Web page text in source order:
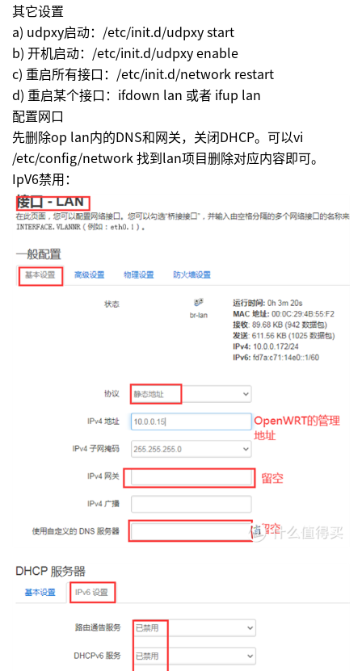
其它设置
a) udpxy启动：/etc/init.d/udpxy start
b) 开机启动：/etc/init.d/udpxy enable
c) 重启所有接口：/etc/init.d/network restart
d) 重启某个接口：ifdown lan 或者 ifup lan
配置网口
先删除op lan内的DNS和网关，关闭DHCP。可以vi
/etc/config/network 找到lan项目删除对应内容即可。
IpV6禁用：